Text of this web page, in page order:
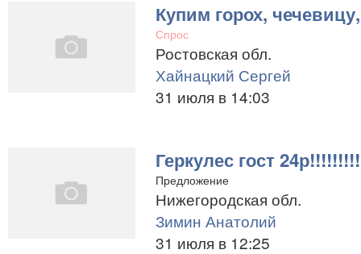
Купим горох,
Спрос
Ростовская обл.
Хайнацкий Сергей
31 июля в 14:03
Геркулес гост
Предложение
Нижегородская обл.
Зимин Анатолий
31 июля в 12:25